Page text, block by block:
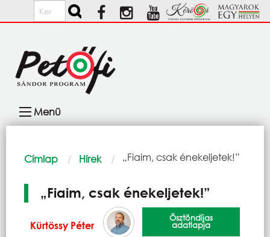
Ugrás a tartalomra
Keresés
navigáció
Menü
Morzsa
Címlap Hírek Current:
„Fiaim, csak énekeljetek!”
„Fiaim, csak énekeljetek!”
Kürtössy Péter
Ösztöndíjas
adatlapja